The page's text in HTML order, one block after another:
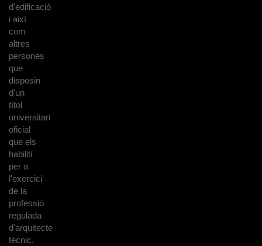
d'edificació
i així
com
altres
persones
que
disposin
d'un
títol
universitari
oficial
que els
habiliti
per a
l'exercici
de la
professió
regulada
d'arquitecte
tècnic.